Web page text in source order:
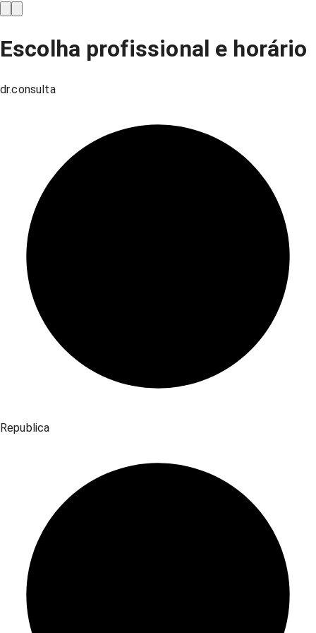
Escolha profissional e horário
dr.consulta
Republica